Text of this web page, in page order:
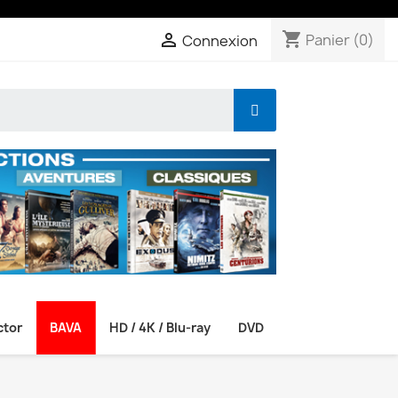
 Connexion shopping_cart Panier (0)
BAVA HD / 4K / Blu-ray DVD